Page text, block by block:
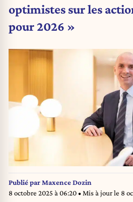
optimistes sur les
pour 2026 »
Publié parMaxence Dozin
8 octobre 2025 à 06:20• Mis à jour le 8